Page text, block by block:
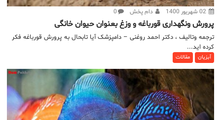
02 شهریور 1400 دام پخش 0
پرورش ونگهداری قورباغه و وزغ بعنوان حیوان خانگی
ترجمه وتالیف ، دکتر احمد روغنی – دامپزشک آیا تابحال به پرورش قورباغه فکر
کرده اید...
آبزیان مقالات